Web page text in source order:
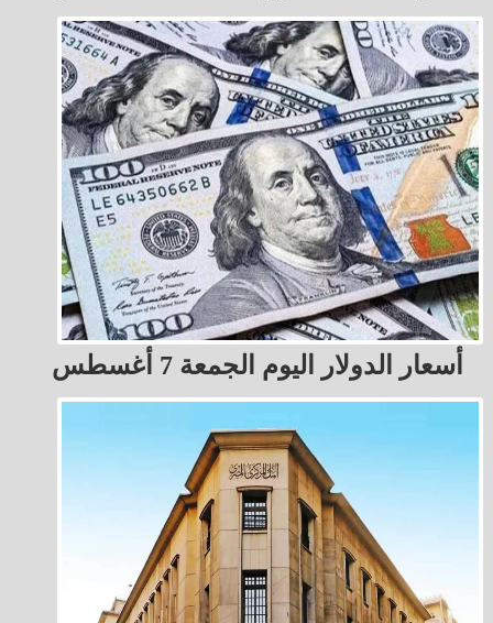
أسعار الدولار اليوم الجمعة 7 أغسطس